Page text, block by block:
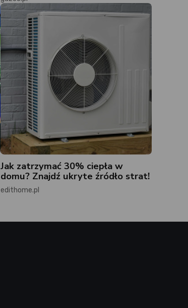
Jak zatrzymać 30% ciepła w
domu? Znajdź ukryte źródło strat!
edithome.pl